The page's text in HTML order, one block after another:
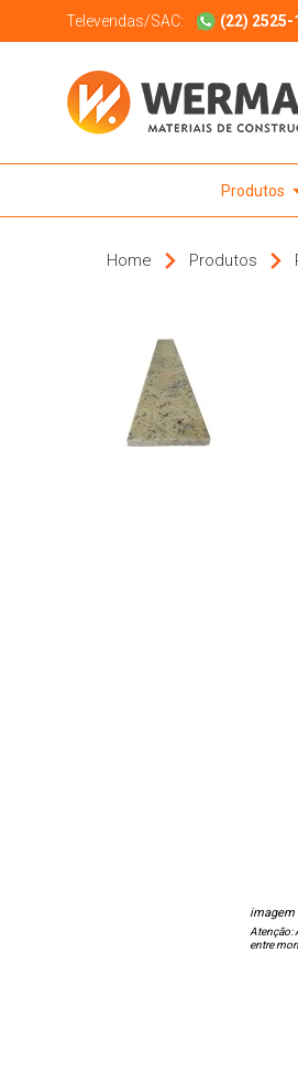
Televendas/SAC: (22) 2525-
Produtos
Home Produtos
Atenção:
entre